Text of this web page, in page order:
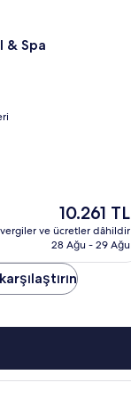
& Spa
Güncel
fiyat:
10.261 TL
10.261 TL
vergiler ve ücretler dâhildir
28 Ağu - 29 Ağu